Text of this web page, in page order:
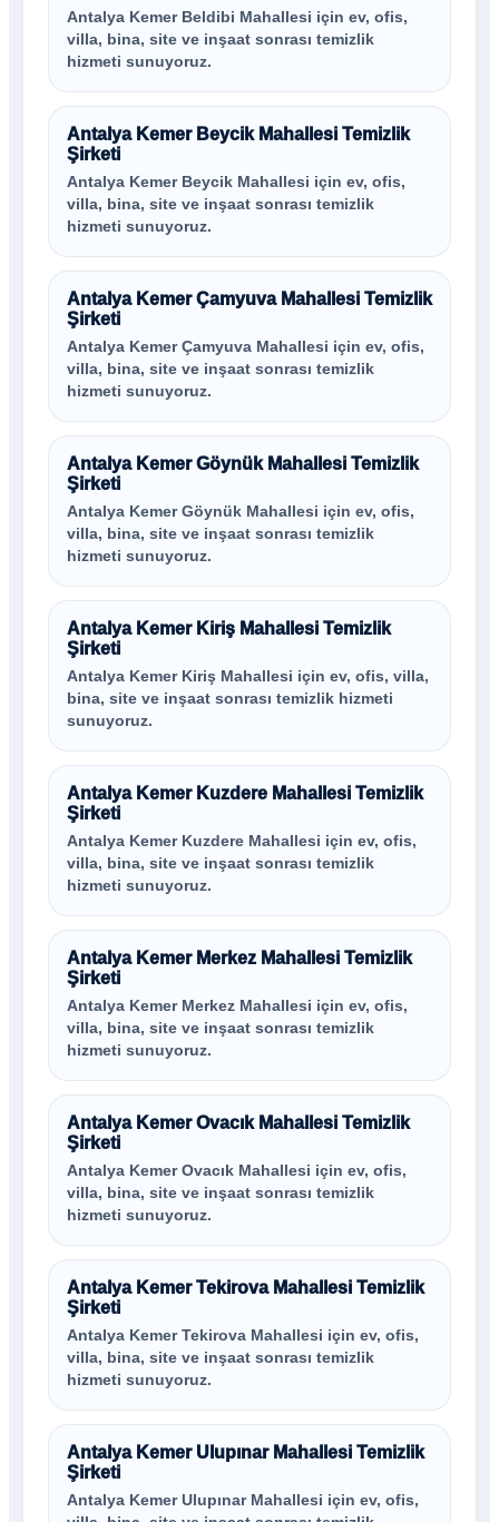
Antalya Kemer Beldibi Mahallesi için ev, ofis,
villa, bina, site ve inşaat sonrası temizlik
hizmeti sunuyoruz.
Antalya Kemer Beycik Mahallesi Temizlik
Şirketi
Antalya Kemer Beycik Mahallesi için ev, ofis,
villa, bina, site ve inşaat sonrası temizlik
hizmeti sunuyoruz.
Antalya Kemer Çamyuva Mahallesi Temizlik
Şirketi
Antalya Kemer Çamyuva Mahallesi için ev, ofis,
villa, bina, site ve inşaat sonrası temizlik
hizmeti sunuyoruz.
Antalya Kemer Göynük Mahallesi Temizlik
Şirketi
Antalya Kemer Göynük Mahallesi için ev, ofis,
villa, bina, site ve inşaat sonrası temizlik
hizmeti sunuyoruz.
Antalya Kemer Kiriş Mahallesi Temizlik
Şirketi
Antalya Kemer Kiriş Mahallesi için ev, ofis, villa,
bina, site ve inşaat sonrası temizlik hizmeti
sunuyoruz.
Antalya Kemer Kuzdere Mahallesi Temizlik
Şirketi
Antalya Kemer Kuzdere Mahallesi için ev, ofis,
villa, bina, site ve inşaat sonrası temizlik
hizmeti sunuyoruz.
Antalya Kemer Merkez Mahallesi Temizlik
Şirketi
Antalya Kemer Merkez Mahallesi için ev, ofis,
villa, bina, site ve inşaat sonrası temizlik
hizmeti sunuyoruz.
Antalya Kemer Ovacık Mahallesi Temizlik
Şirketi
Antalya Kemer Ovacık Mahallesi için ev, ofis,
villa, bina, site ve inşaat sonrası temizlik
hizmeti sunuyoruz.
Antalya Kemer Tekirova Mahallesi Temizlik
Şirketi
Antalya Kemer Tekirova Mahallesi için ev, ofis,
villa, bina, site ve inşaat sonrası temizlik
hizmeti sunuyoruz.
Antalya Kemer Ulupınar Mahallesi Temizlik
Şirketi
Antalya Kemer Ulupınar Mahallesi için ev, ofis,